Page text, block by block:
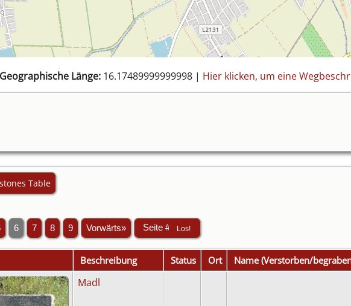
Geographische Länge: 16.17489999999998 | Hier klicken, um eine
Table
6 7 8 9 Vorwärts»
Beschreibung Status Ort Name (Verstorben/
Madl